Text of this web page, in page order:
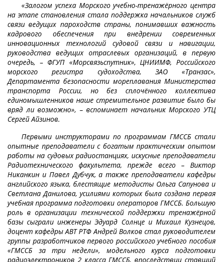
«Залогом успеха Морского учебно-тренажёрного центра
на этапе становления стала поддержка начальников служб
связи ведущих пароходств страны, понимавших важность
кадрового обеспечения при внедрении современных
инновационных технологий судовой связи и навигации,
руководства ведущих отраслевых организаций, в первую
очередь, – ФГУП «Морсвязьспутник», ЦНИИМФ, Российского
морского регистра судоходства, ЗАО «Транзас»,
Департамента безопасности мореплавания Министерства
транспорта России, но без сплочённого коллектива
единомышленников наше стремительное развитие было бы
вряд ли возможно», – вспоминает начальник Морского УТЦ
Сергей Айзинов.
Первыми инструкторами по программам ГМССБ стали
опытные преподаватели с богатым практическим опытом
работы на судовых радиостанциях, искусные преподаватели
Радиотехнического факультета, прежде всего – Виктор
Никанкин и Павел Дубчук, а также преподаватели кафедры
английского языка, блестящие методисты Ольга Сапунова и
Светлана Данилова, усилиями которых была создана первая
учебная программа подготовки операторов ГМССБ. Большую
роль в организации технической поддержки тренажёрной
базы сыграли инженеры Эдуард Солнце и Михаил Кузнецов,
доцент кафедры АВТ РТФ Андрей Волков стал руководителем
группы разработчиков первого российского учебного пособия
«ГМССБ за три недели», модельного курса подготовки
радиоэлектроников 2 класса ГМССБ, впоследствии ставший